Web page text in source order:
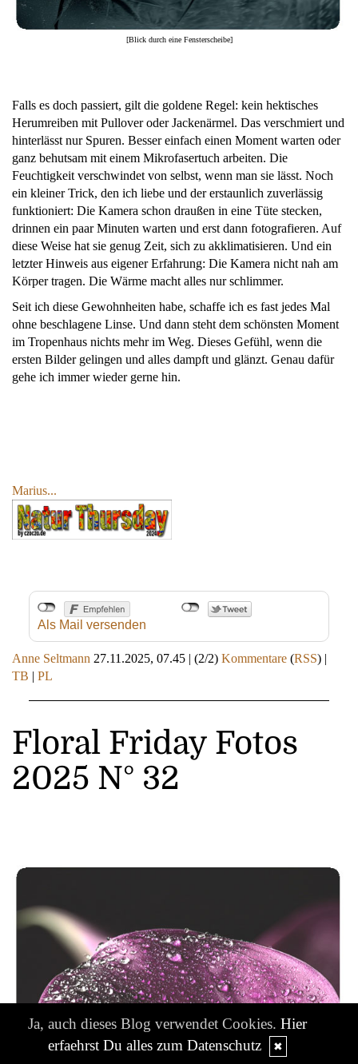
[Blick durch eine Fensterscheibe]
Falls es doch passiert, gilt die goldene Regel: kein hektisches
Herumreiben mit Pullover oder Jackenärmel. Das verschmiert und
hinterlässt nur Spuren. Besser einfach einen Moment warten oder
ganz behutsam mit einem Mikrofasertuch arbeiten. Die
Feuchtigkeit verschwindet von selbst, wenn man sie lässt. Noch
ein kleiner Trick, den ich liebe und der erstaunlich zuverlässig
funktioniert: Die Kamera schon draußen in eine Tüte stecken,
drinnen ein paar Minuten warten und erst dann fotografieren. Auf
diese Weise hat sie genug Zeit, sich zu akklimatisieren. Und ein
letzter Hinweis aus eigener Erfahrung: Die Kamera nicht nah am
Körper tragen. Die Wärme macht alles nur schlimmer.
Seit ich diese Gewohnheiten habe, schaffe ich es fast jedes Mal
ohne beschlagene Linse. Und dann steht dem schönsten Moment
im Tropenhaus nichts mehr im Weg. Dieses Gefühl, wenn die
ersten Bilder gelingen und alles dampft und glänzt. Genau dafür
gehe ich immer wieder gerne hin.
Marius...
Als Mail versenden
Anne Seltmann 27.11.2025, 07.45 | (2/2) Kommentare (RSS) |
TB | PL
Floral Friday Fotos
2025 N° 32
Ja, auch dieses Blog verwendet Cookies. Hier
erfaehrst Du alles zum Datenschutz
✖